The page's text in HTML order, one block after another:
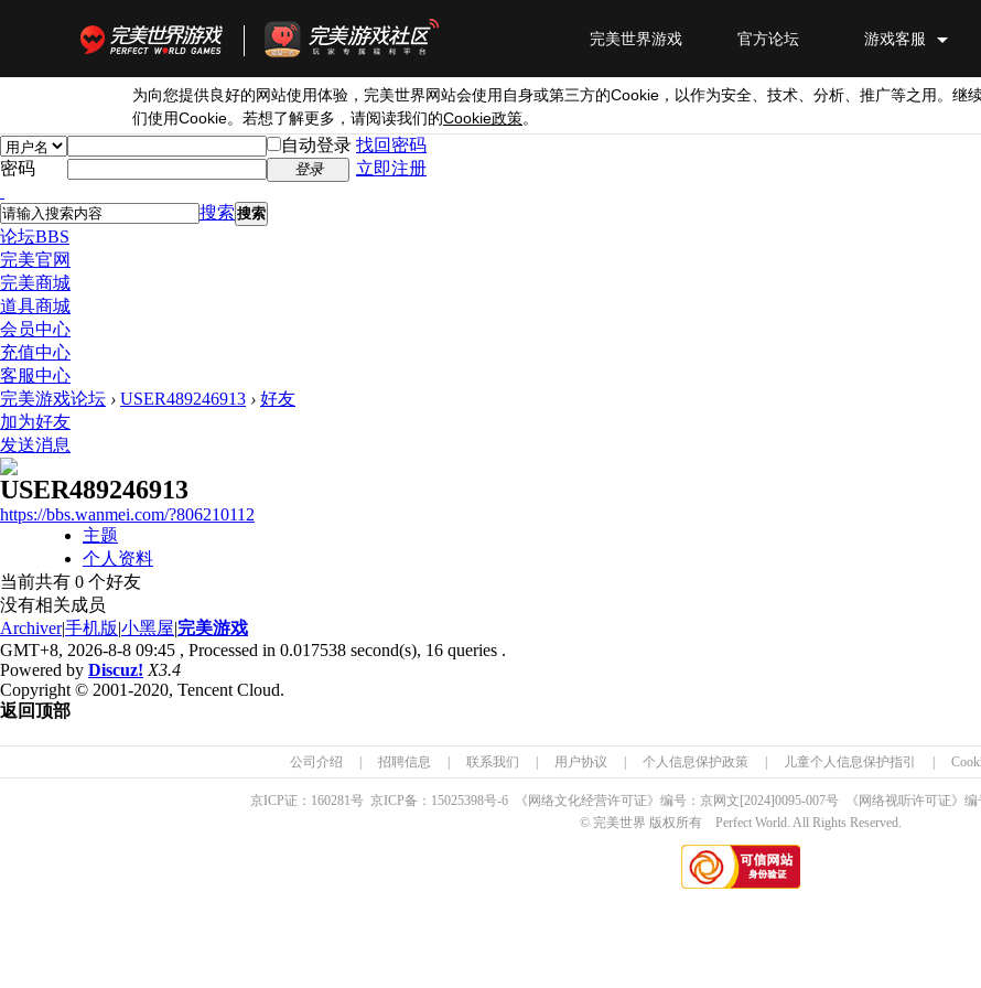
游戏客服
官方论坛
完美世界游戏
为向您提供良好的网站使用体验，完美世界网站会使用自身或第三方的Cookie ，以作为安全、技术、分析、推广等之用。继
们使用Cookie。若想了解更多，请阅读我们的Cookie政策。
自动登录 找回密码
密码
登录 立即注册
搜索 搜索
论坛BBS
完美官网
完美商城
道具商城
会员中心
充值中心
客服中心
完美游戏论坛 › USER489246913 › 好友
加为好友
发送消息
USER489246913
https://bbs.wanmei.com/?806210112
主题
个人资料
当前共有 0 个好友
没有相关成员
Archiver|手机版|小黑屋|完美游戏
GMT+8, 2026-8-8 09:45 , Processed in 0.017538 second(s), 16 queries .
Powered by Discuz! X3.4
Copyright © 2001-2020, Tencent Cloud.
返回顶部
公司介绍 招聘信息 联系我们 用户协议 个人信息保护政策 儿童个人信息保护指引
京ICP证： 160281号 京ICP备： 15025398号-6 《网络文化经营许可证》编号：京网文 [2024]0095-007号 《网络视听许可证》编
© 完美世界 版权所有 Perfect World. All Rights Reserved.